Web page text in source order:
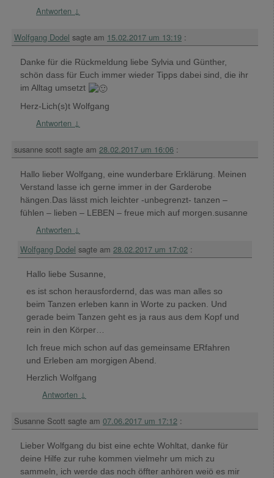
Antworten ↓
Wolfgang Dodel sagte am 15.02.2017 um 13:19 :
Danke für die Rückmeldung liebe Sylvia und Günther,
schön dass für Euch immer wieder Tipps dabei sind, die ihr
im Alltag umsetzt
Herz-Lich(s)t Wolfgang
Antworten ↓
susanne scott sagte am 28.02.2017 um 16:06 :
Hallo lieber Wolfgang, eine wunderbare Erklärung. Meinen
Verstand lasse ich gerne immer in der Garderobe
hängen.Das lässt mich leichter -unbegrenzt- tanzen –
fühlen – lieben – LEBEN – freue mich auf morgen.susanne
Antworten ↓
Wolfgang Dodel sagte am 28.02.2017 um 17:02 :
Hallo liebe Susanne,
es ist schon herausfordernd, das was man alles so
beim Tanzen erleben kann in Worte zu packen. Und
gerade beim Tanzen geht es ja raus aus dem Kopf und
rein in den Körper…
Ich freue mich schon auf das gemeinsame ERfahren
und Erleben am morgigen Abend.
Herzlich Wolfgang
Antworten ↓
Susanne Scott sagte am 07.06.2017 um 17:12 :
Lieber Wolfgang du bist eine echte Wohltat, danke für
deine Hilfe zur ruhe kommen vielmehr um mich zu
sammeln, ich werde das noch öffter anhören weiö es mir